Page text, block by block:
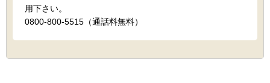
用下さい。
0800-800-5515（通話料無料）